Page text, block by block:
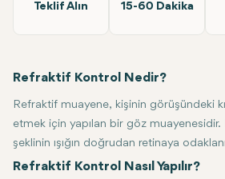
Teklif Alın 15-60 Dakika
Refraktif Kontrol Nedir?
Refraktif muayene, kişinin görüşündeki
etmek için yapılan bir göz muayenesidir.
şeklinin ışığın doğrudan retinaya
bulanık görmeye neden olduğu
Refraktif Kontrol Nasıl Yapılır?